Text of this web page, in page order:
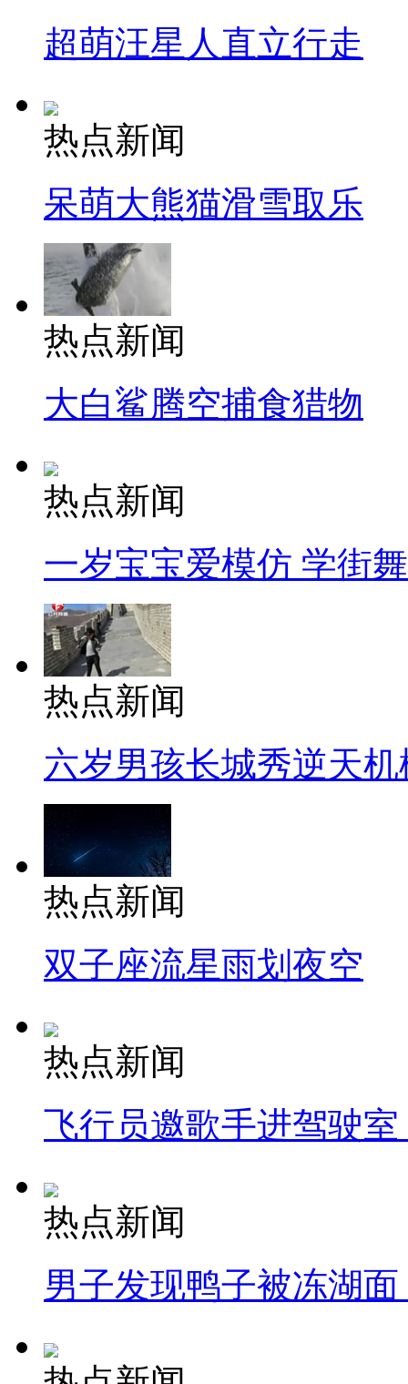
超萌汪星人直立行走
热点新闻
呆萌大熊猫滑雪取乐
热点新闻
大白鲨腾空捕食猎物
热点新闻
一岁宝宝爱模仿 学街
热点新闻
六岁男孩长城秀逆天机
热点新闻
双子座流星雨划夜空
热点新闻
飞行员邀歌手进驾驶
热点新闻
男子发现鸭子被冻湖